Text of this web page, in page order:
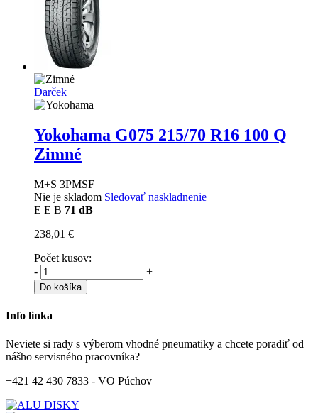
Darček
Yokohama G075 215/70 R16 100 Q
Zimné
M+S 3PMSF
Nie je skladom Sledovať naskladnenie
E E B 71 dB
238,01 €
Počet kusov:
-
+
Do košíka
Info linka
Neviete si rady s výberom vhodné pneumatiky a chcete poradiť od
nášho servisného pracovníka?
+421 42 430 7833 - VO Púchov